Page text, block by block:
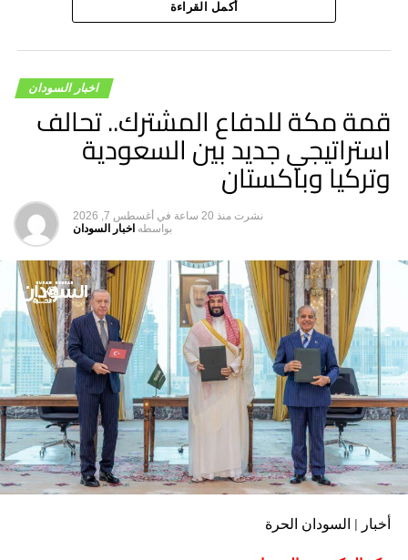
السكان المدنيين ويلات الصراع، ودعت المجتمع الدولي والجهات
لوقف هذه الانتهاكات وتحميلها المسؤولية الكاملة عن الانتهاكات
أكمل القراءة
اخبار السودان
قمة مكة للدفاع المشترك.. تحالف
استراتيجي جديد بين السعودية
وتركيا وباكستان
نشرت منذ 20 ساعة في أغسطس 7, 2026
بواسطه اخبار السودان
أخبار | السودان الحرة